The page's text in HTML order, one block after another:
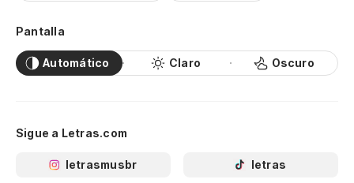
Pantalla
Automático Claro Oscuro
Sigue a Letras.com
letrasmusbr letras